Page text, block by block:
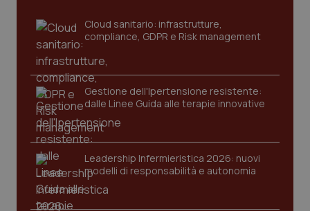
Cloud sanitario: infrastrutture,
compliance, GDPR e Risk management
Gestione dell'Ipertensione resistente:
dalle Linee Guida alle terapie innovative
Leadership Infermieristica 2026: nuovi
modelli di responsabilità e autonomia
VISITOR_PRIVACY_METADATA
YouTube
.youtube.com